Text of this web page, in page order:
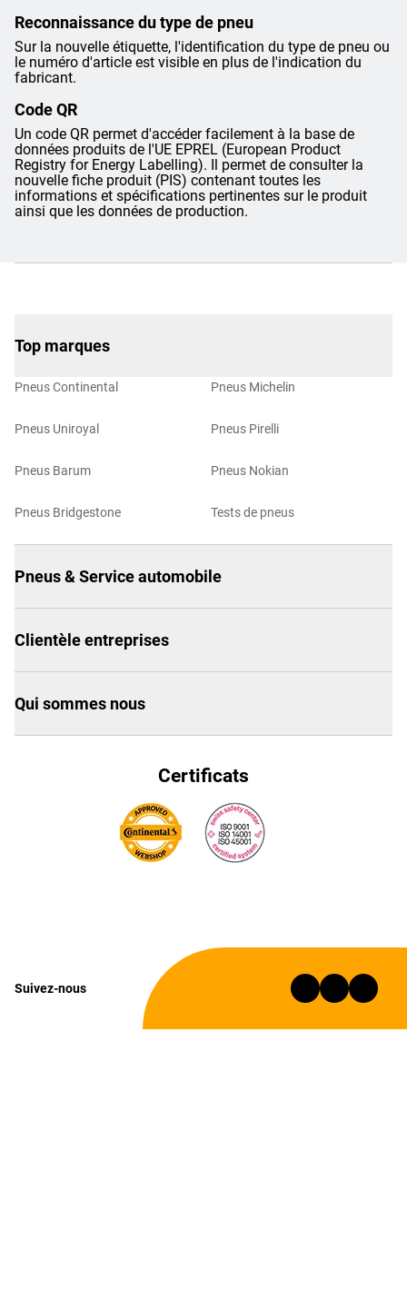
Reconnaissance du type de pneu
Sur la nouvelle étiquette, l'identification du type de pneu ou
le numéro d'article est visible en plus de l'indication du
fabricant.
Code QR
Un code QR permet d'accéder facilement à la base de
données produits de l'UE EPREL (European Product
Registry for Energy Labelling). Il permet de consulter la
nouvelle fiche produit (PIS) contenant toutes les
informations et spécifications pertinentes sur le produit
ainsi que les données de production.
Top marques
Pneus Continental
Pneus Uniroyal
Pneus Barum
Pneus Bridgestone
Pneus Michelin
Pneus Pirelli
Pneus Nokian
Tests de pneus
Pneus & Service automobile
Clientèle entreprises
Qui sommes nous
Certificats
Suivez-nous